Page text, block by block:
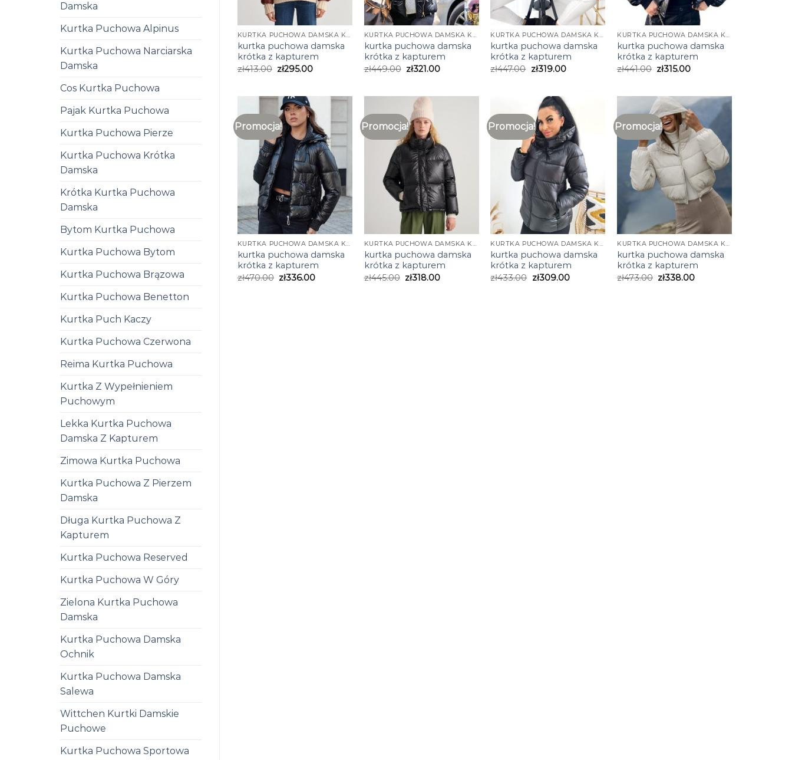
Damska
Kurtka Puchowa Alpinus
Kurtka Puchowa Narciarska
Damska
Cos Kurtka Puchowa
Pajak Kurtka Puchowa
Kurtka Puchowa Pierze
Kurtka Puchowa Krótka
Damska
Krótka Kurtka Puchowa
Damska
Bytom Kurtka Puchowa
Kurtka Puchowa Bytom
Kurtka Puchowa Brązowa
Kurtka Puchowa Benetton
Kurtka Puch Kaczy
Kurtka Puchowa Czerwona
Reima Kurtka Puchowa
Kurtka Z Wypełnieniem
Puchowym
Lekka Kurtka Puchowa
Damska Z Kapturem
Zimowa Kurtka Puchowa
Kurtka Puchowa Z Pierzem
Damska
Długa Kurtka Puchowa Z
Kapturem
Kurtka Puchowa Reserved
Kurtka Puchowa W Góry
Zielona Kurtka Puchowa
Damska
Kurtka Puchowa Damska
Ochnik
Kurtka Puchowa Damska
Salewa
Wittchen Kurtki Damskie
Puchowe
Kurtka Puchowa Sportowa
KURTKA PUCHOWA DAMSKA KRÓTKA Z KAPTUREM
kurtka puchowa damska
krótka z kapturem
zł413.00 zł295.00
KURTKA PUCHOWA DAMSKA KRÓTKA Z KAPTUREM
kurtka puchowa damska
krótka z kapturem
zł449.00 zł321.00
KURTKA PUCHOWA DAMSKA KRÓTKA Z KAPTUREM
kurtka puchowa damska
krótka z kapturem
zł447.00 zł319.00
KURTKA PUCHOWA DAMSKA KRÓTKA Z KAPTUREM
kurtka puchowa damska
krótka z kapturem
zł441.00 zł315.00
Promocja!
KURTKA PUCHOWA DAMSKA KRÓTKA Z KAPTUREM
kurtka puchowa damska
krótka z kapturem
zł470.00 zł336.00
Promocja!
KURTKA PUCHOWA DAMSKA KRÓTKA Z KAPTUREM
kurtka puchowa damska
krótka z kapturem
zł445.00 zł318.00
Promocja!
KURTKA PUCHOWA DAMSKA KRÓTKA Z KAPTUREM
kurtka puchowa damska
krótka z kapturem
zł433.00 zł309.00
Promocja!
KURTKA PUCHOWA DAMSKA KRÓTKA Z KAPTUREM
kurtka puchowa damska
krótka z kapturem
zł473.00 zł338.00